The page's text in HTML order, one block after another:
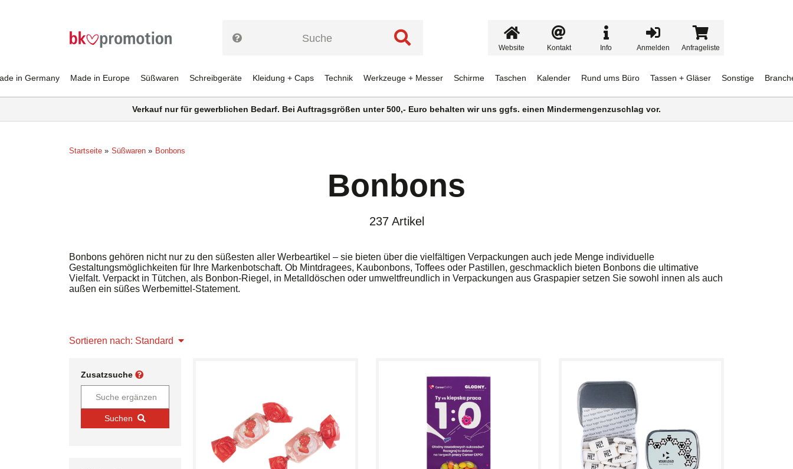
in Germany Made in Europe Süßwaren Schreibgeräte Kleidung + Caps Technik Werkzeuge + Messer Schirme Taschen Kalender Rund ums Büro Tassen + Gläser Sonstige
Website Kontakt Info Anmelden Anfrageliste
Verkauf nur für gewerblichen Bedarf. Bei Auftragsgrößen unter 500,- Euro behalten wir uns ggfs. einen Mindermengenzuschlag vor.
Startseite Süßwaren Bonbons
Bonbons
237 Artikel
Bonbons gehören nicht nur zu den süßesten aller Werbeartikel – sie bieten über die vielfältigen Verpackungen auch jede Menge individuelle
Gestaltungsmöglichkeiten für Ihre Markenbotschaft. Ob Mintdragees, Kaubonbons, Toffees oder Pastillen, geschmacklich bieten Bonbons die ultimative
Vielfalt. Verpackt in Tütchen, als Bonbon-Riegel, in Metalldöschen oder umweltfreundlich in Verpackungen aus Graspapier setzen Sie sowohl innen als auch
außen ein süßes Werbemittel-Statement.
Sortieren nach: Standard
Zusatzsuche
Suchen